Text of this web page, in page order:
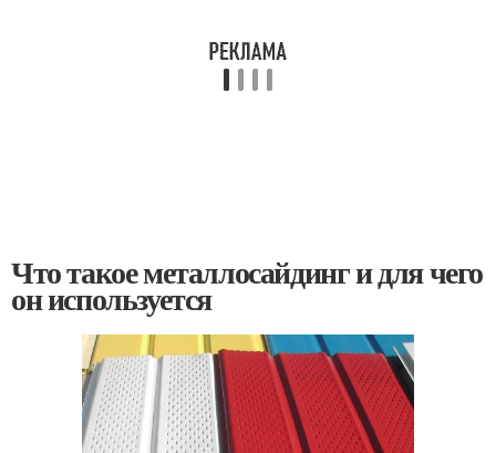
Что такое металлосайдинг и для чего
он используется